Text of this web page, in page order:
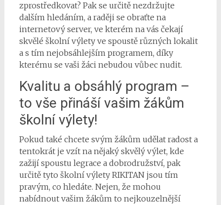
zprostředkovat? Pak se určitě nezdržujte
dalším hledáním, a raději se obraťte na
internetový server, ve kterém na vás čekají
skvělé školní výletyve spoustě různých lokalit
a s tím nejobsáhlejším programem, díky
kterému se vaši žáci nebudou vůbec nudit.
Kvalitu a obsáhlý program –
to vše přináší vašim žákům
školní výlety!
Pokud také chcete svým žákům udělat radost a
tentokrát je vzít na nějaký skvělý výlet, kde
zažijí spoustu legrace a dobrodružství, pak
určitě tyto školní výlety RIKITAN jsou tím
pravým, co hledáte. Nejen, že mohou
nabídnout vašim žákům to nejkouzelnější